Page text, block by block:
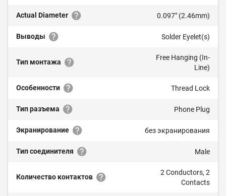
Actual Diameter 0.097" (2.46mm)
Выводы Solder Eyelet(s)
Тип монтажа
Free Hanging (In-
Line)
Особенности Thread Lock
Тип разъема Phone Plug
Экранирование без экранирования
Тип соединителя Male
Количество контактов
2 Conductors, 2
Contacts